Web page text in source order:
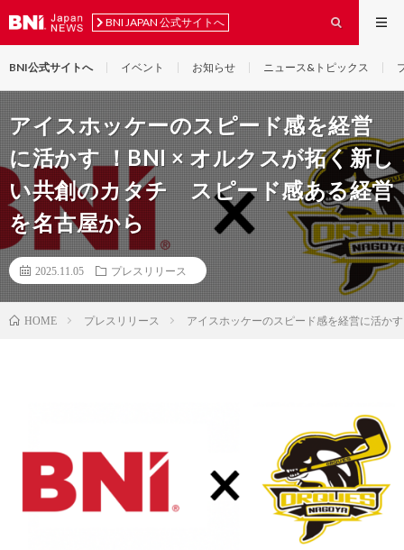
BNI JAPAN 公式サイトへ
BNI公式サイトへ イベント お知らせ ニュース&トピックス
アイスホッケーのスピード感を経営
に活かす ！BNI × オルクスが拓く新し
い共創のカタチ スピード感ある経営
を名古屋から
2025.11.05 プレスリリース
HOME プレスリリース アイスホッケーのスピード感を経営に活か